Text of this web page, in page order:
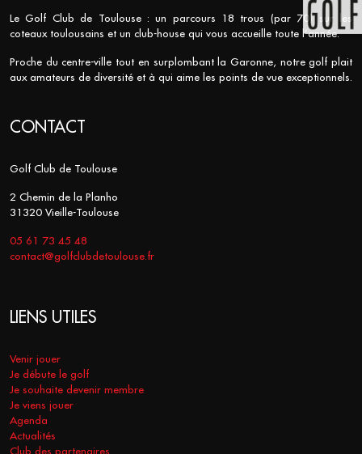
Le Golf Club de Toulouse : un parcours 18 trous (par 70) sur les
coteaux toulousains et un club-house qui vous accueille toute l’année.
Proche du centre-ville tout en surplombant la Garonne, notre golf plait
aux amateurs de diversité et à qui aime les points de vue exceptionnels.
CONTACT
Golf Club de Toulouse
2 Chemin de la Planho
31320 Vieille-Toulouse
05 61 73 45 48
contact@golfclubdetoulouse.fr
LIENS UTILES
Venir jouer
Je débute le golf
Je souhaite devenir membre
Je viens jouer
Agenda
Actualités